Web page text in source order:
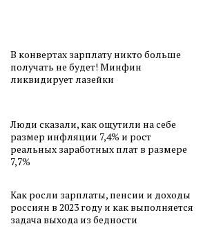
В конвертах зарплату никто больше
получать не будет! Минфин
ликвидирует лазейки
Люди сказали, как ощутили на себе
размер инфляции 7,4% и рост
реальных заработных плат в размере
7,7%
Как росли зарплаты, пенсии и доходы
россиян в 2023 году и как выполняется
задача выхода из бедности